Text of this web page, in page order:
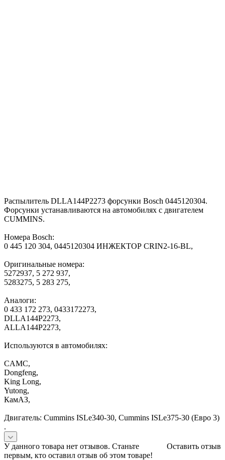
Распылитель DLLA144P2273 форсунки Bosch 0445120304.
Форсунки устанавливаются на автомобилях с двигателем
CUMMINS.
Номера Bosch:
0 445 120 304, 0445120304 ИНЖЕКТОР CRIN2-16-BL,
Оригинальные номера:
5272937, 5 272 937,
5283275, 5 283 275,
Аналоги:
0 433 172 273, 0433172273,
DLLA144P2273,
ALLA144P2273,
Используются в автомобилях:
CAMC,
Dongfeng,
King Long,
Yutong,
КамАЗ,
Двигатель: Cummins ISLe340-30, Cummins ISLe375-30 (Евро 3)
.
Оставить отзыв
У данного товара нет отзывов. Станьте
первым, кто оставил отзыв об этом товаре!